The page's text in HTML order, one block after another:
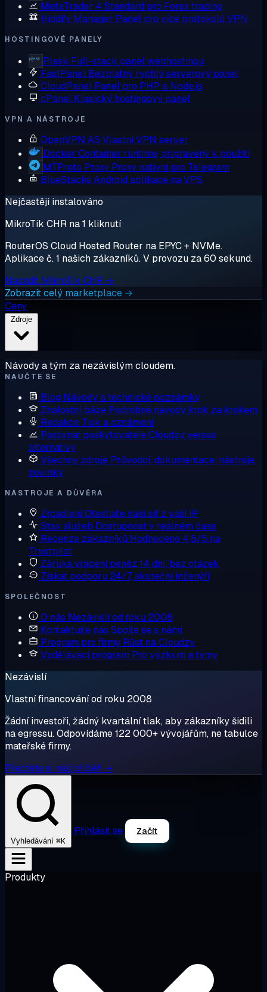
MetaTrader 4 Standard pro Forex trading
Hiddify Manager Panel pro více protokolů VPN
HOSTINGOVÉ PANELY
Plesk Full-stack panel webhostingu
FastPanel Bezplatný rychlý serverový panel
CloudPanel Panel pro PHP a Node.js
cPanel Klasický hostingový panel
VPN A NÁSTROJE
OpenVPN AS Vlastní VPN server
Docker Container runtime, připravený k použití
MTProto Proxy Proxy nativní pro Telegram
BlueStacks Android aplikace na VPS
Nejčastěji instalováno
MikroTik CHR na 1 kliknutí
RouterOS Cloud Hosted Router na EPYC + NVMe.
Aplikace č. 1 našich zákazníků. V provozu za 60 sekund.
Nasadit MikroTik CHR →
Zobrazit celý marketplace →
Ceny
Návody a tým za nezávislým cloudem.
NAUČTE SE
Blog Návody a technické poznámky
Znalostní báze Podrobné návody krok za krokem
Redakce Tisk a oznámení
Porovnat poskytovateleCloudzy versus
alternativy
Všechny zdroje Průvodci, dokumentace, nástroje,
novinky
NÁSTROJE A DŮVĚRA
ZrcadleníOtestujte naši síť z vaší IP
Stav služeb Dostupnost v reálném čase
Recenze zákazníků Hodnoceno 4,6/5 na
Trustpilot
Záruka vrácení peněz 14 dní, bez otázek
Získat podporu 24/7, skuteční inženýři
SPOLEČNOST
O nás Nezávislí od roku 2008
Kontaktujte nás Spojte se s námi
Program pro firmy Růst na Cloudzy
Vzdělávací program Pro výzkum a týmy
Nezávislí
Vlastní financování od roku 2008
Žádní investoři, žádný kvartální tlak, aby zákazníky šidili
na egressu. Odpovídáme 122 000+ vývojářům, ne tabulce
mateřské firmy.
Přečtěte si náš příběh →
Vyhledávání ⌘K
Přihlásit se Začít
Produkty